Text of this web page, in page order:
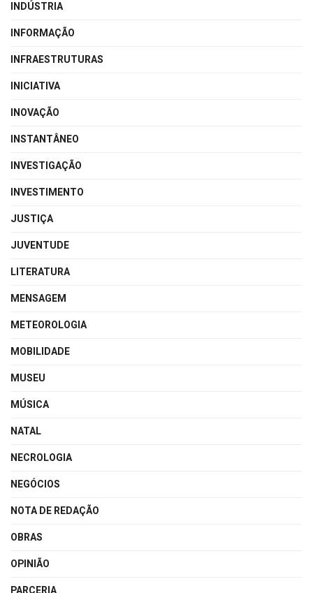
INDÚSTRIA
INFORMAÇÃO
INFRAESTRUTURAS
INICIATIVA
INOVAÇÃO
INSTANTÂNEO
INVESTIGAÇÃO
INVESTIMENTO
JUSTIÇA
JUVENTUDE
LITERATURA
MENSAGEM
METEOROLOGIA
MOBILIDADE
MUSEU
MÚSICA
NATAL
NECROLOGIA
NEGÓCIOS
NOTA DE REDAÇÃO
OBRAS
OPINIÃO